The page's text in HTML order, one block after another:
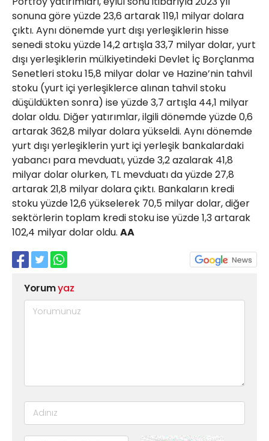
sonuna göre yüzde 23,6 artarak 119,1 milyar dolara
çıktı. Aynı dönemde yurt dışı yerleşiklerin hisse
senedi stoku yüzde 14,2 artışla 33,7 milyar dolar, yurt
dışı yerleşiklerin mülkiyetindeki Devlet İç Borçlanma
Senetleri stoku 15,8 milyar dolar ve Hazine’nin tahvil
stoku (yurt içi yerleşiklerce alınan tahvil stoku
düşüldükten sonra) ise yüzde 3,7 artışla 44,1 milyar
dolar oldu. Diğer yatırımlar, ilgili dönemde yüzde 0,6
artarak 362,8 milyar dolara yükseldi. Aynı dönemde
yurt dışı yerleşiklerin yurt içi yerleşik bankalardaki
yabancı para mevduatı, yüzde 3,2 azalarak 41,8
milyar dolar olurken, TL mevduatı da yüzde 27,8
artarak 21,8 milyar dolara çıktı. Bankaların kredi
stoku yüzde 12,6 yükselerek 70,5 milyar dolar, diğer
sektörlerin toplam kredi stoku ise yüzde 1,3 artarak
102,4 milyar dolar oldu. AA
Yorumyaz